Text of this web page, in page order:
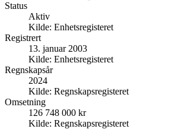
Status
Aktiv
Kilde: Enhetsregisteret
Registrert
13. januar 2003
Kilde: Enhetsregisteret
Regnskapsår
2024
Kilde: Regnskapsregisteret
Omsetning
126 748 000 kr
Kilde: Regnskapsregisteret